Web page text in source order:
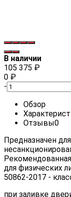
В наличии
105 375 ₽
0 ₽
-
Обзор
Отзывы0
Предназначен
для физических
50862-2017 -
при заливке